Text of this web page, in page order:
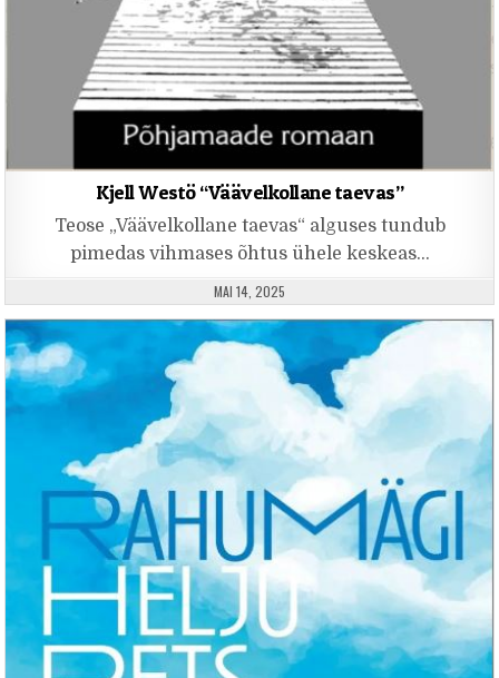
Kjell Westö “Väävelkollane taevas”
Teose „Väävelkollane taevas“ alguses tundub
pimedas vihmases õhtus ühele keskeas…
PUBLISHED DATE:
MAI 14, 2025